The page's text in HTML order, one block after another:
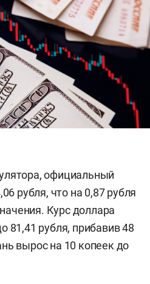
официальный
рубля, что на 0,87 рубля
Курс доллара
81,41 рубля, прибавив 48
вырос на 10 копеек до